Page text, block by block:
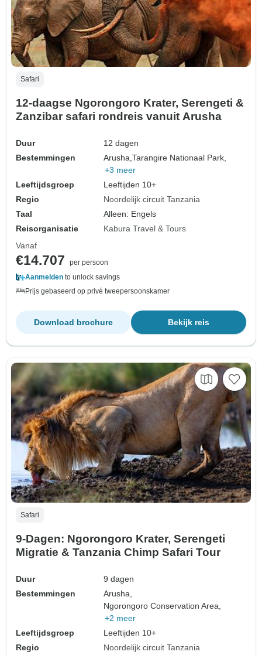
Safari
12-daagse Ngorongoro Krater, Serengeti &
Zanzibar safari rondreis vanuit Arusha
Duur
12 dagen
Bestemmingen
Arusha,Tarangire Nationaal Park,
+3 meer
Leeftijdsgroep
Leeftijden 10+
Regio
Noordelijk circuit Tanzania
Taal
Alleen: Engels
Reisorganisatie
Kabura Travel & Tours
Vanaf
€14.707
per persoon
Aanmelden to unlock savings
Prijs gebaseerd op privé tweepersoonskamer
Bekijk reis
Download brochure
Safari
9-Dagen: Ngorongoro Krater, Serengeti
Migratie & Tanzania Chimp Safari Tour
Duur
9 dagen
Bestemmingen
Arusha,
Ngorongoro Conservation Area,
+2 meer
Leeftijdsgroep
Leeftijden 10+
Regio
Noordelijk circuit Tanzania